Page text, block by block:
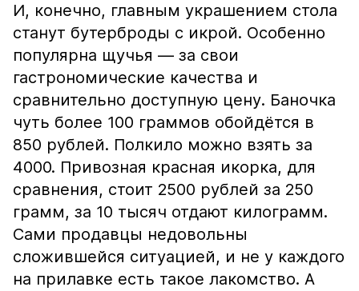
И, конечно, главным украшением стола
станут бутерброды с икрой. Особенно
популярна щучья — за свои
гастрономические качества и
сравнительно доступную цену. Баночка
чуть более 100 граммов обойдётся в
850 рублей. Полкило можно взять за
4000. Привозная красная икорка, для
сравнения, стоит 2500 рублей за 250
грамм, за 10 тысяч отдают килограмм.
Сами продавцы недовольны
сложившейся ситуацией, и не у каждого
на прилавке есть такое лакомство. А